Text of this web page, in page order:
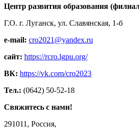
Центр развития образования
Г.О. г. Луганск, ул. Славянская, 1-б
e-mail: cro2021@yandex.ru
сайт: https://rcro.lgpu.org/
ВК: https://vk.com/cro2023
Тел.: (0642) 50-52-18
Свяжитесь с нами!
291011, Россия,